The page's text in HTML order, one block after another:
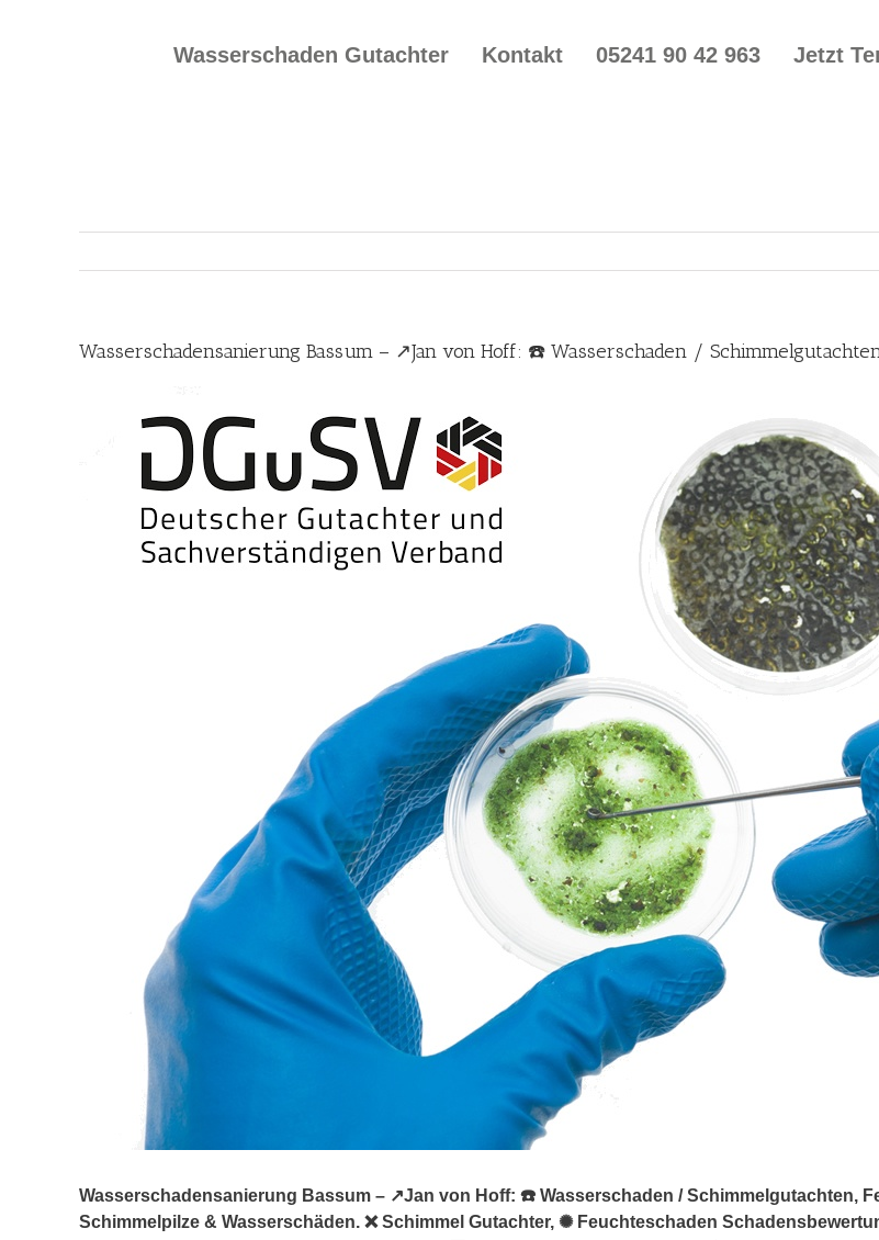
Wasserschaden Gutachter Kontakt 05241 90 42 963 Jetzt
Wasserschadensanierung Bassum – ↗️Jan von Hoff: ☎️ Wasserschaden /
Wasserschadensanierung Bassum – ↗️Jan von Hoff: ☎️ Wasserschaden / Schimmelgutachten,
Schimmelpilze & Wasserschäden. ❌ Schimmel Gutachter, ✺ Feuchteschaden